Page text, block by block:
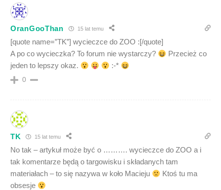
OranGooThan 15 lat temu
[quote name=”TK”] wycieczce do ZOO :[/quote]
A po co wycieczka? To forum nie wystarczy?
Przecież co
jeden to lepszy okaz.
:-*
0
TK 15 lat temu
No tak – artykuł może być o ………. wycieczce do ZOO a i
tak komentarze będą o targowisku i składanych tam
materiałach – to się nazywa w koło Macieju
Ktoś tu ma
obsesje